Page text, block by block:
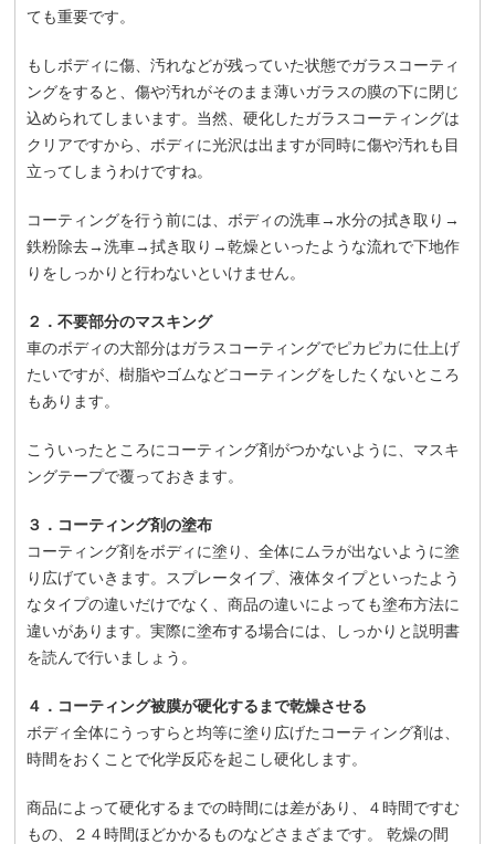
ても重要です。
もしボディに傷、汚れなどが残っていた状態でガラスコーティ
ングをすると、傷や汚れがそのまま薄いガラスの膜の下に閉じ
込められてしまいます。当然、硬化したガラスコーティングは
クリアですから、ボディに光沢は出ますが同時に傷や汚れも目
立ってしまうわけですね。
コーティングを行う前には、ボディの洗車→水分の拭き取り→
鉄粉除去→洗車→拭き取り→乾燥といったような流れで下地作
りをしっかりと行わないといけません。
２．不要部分のマスキング
車のボディの大部分はガラスコーティングでピカピカに仕上げ
たいですが、樹脂やゴムなどコーティングをしたくないところ
もあります。
こういったところにコーティング剤がつかないように、マスキ
ングテープで覆っておきます。
３．コーティング剤の塗布
コーティング剤をボディに塗り、全体にムラが出ないように塗
り広げていきます。スプレータイプ、液体タイプといったよう
なタイプの違いだけでなく、商品の違いによっても塗布方法に
違いがあります。実際に塗布する場合には、しっかりと説明書
を読んで行いましょう。
４．コーティング被膜が硬化するまで乾燥させる
ボディ全体にうっすらと均等に塗り広げたコーティング剤は、
時間をおくことで化学反応を起こし硬化します。
商品によって硬化するまでの時間には差があり、４時間ですむ
もの、２４時間ほどかかるものなどさまざまです。 乾燥の間